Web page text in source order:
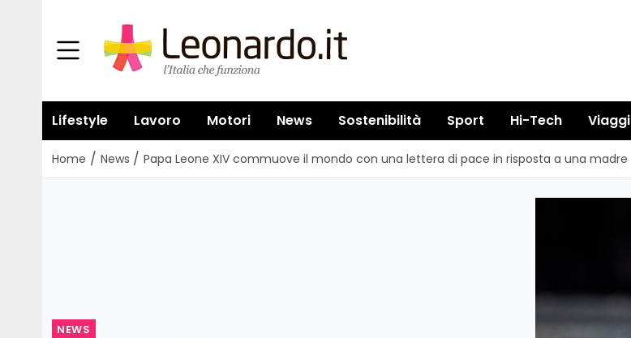
Lifestyle Lavoro Motori News Sostenibilità Sport Hi-Tech Viaggi
Home / News / Papa Leone XIV commuove il mondo con una lettera di pace in risposta a una madre
NEWS